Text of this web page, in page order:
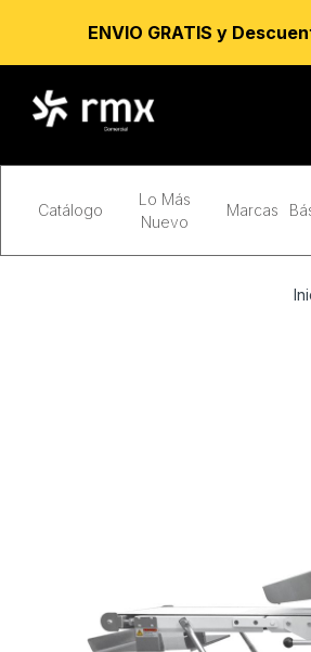
Catálogo
Lo Más
Nuevo
Marcas
ENVIO GRATIS y